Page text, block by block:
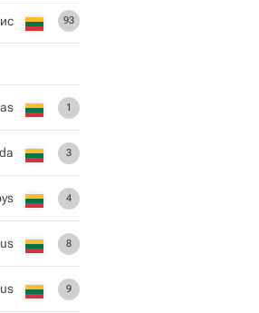
93
1
3
4
8
9